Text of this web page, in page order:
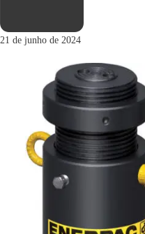
21 de junho de 2024